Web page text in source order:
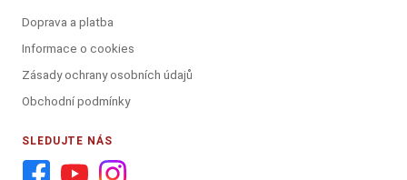
Doprava a platba
Informace o cookies
Zásady ochrany osobních údajů
Obchodní podmínky
SLEDUJTE NÁS